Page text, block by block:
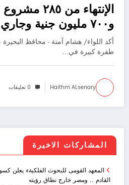
جنيةبالبحيرة
أكد اللواء/ هشام آمنة - محافظ
طفرة كبيرة في…
Haithm ALsenary 0 تعليقات
المشاركات الاخيرة
القادم .. ومصر خارج نطاق رؤيته